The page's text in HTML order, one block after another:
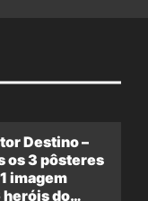
Destino –
os 3 pôsteres
imagem
do